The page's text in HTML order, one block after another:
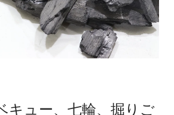
キュー、七輪、掘りご